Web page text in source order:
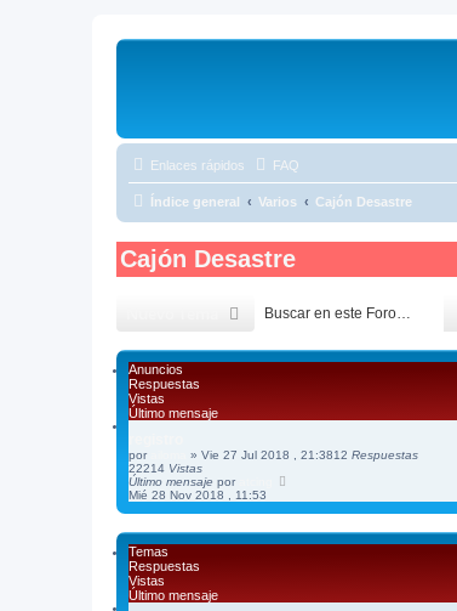
Enlaces rápidos FAQ
Índice general Varios Cajón Desastre
Cajón Desastre
Anuncios
Respuestas
Vistas
Último mensaje
por » Vie 27 Jul 2018 , 21:3812 Respuestas
22214 Vistas
Último mensaje por
Mié 28 Nov 2018 , 11:53
Temas
Respuestas
Vistas
Último mensaje